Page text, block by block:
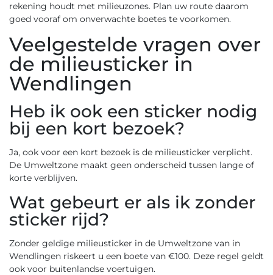
rekening houdt met milieuzones. Plan uw route daarom
goed vooraf om onverwachte boetes te voorkomen.
Veelgestelde vragen over
de milieusticker in
Wendlingen
Heb ik ook een sticker nodig
bij een kort bezoek?
Ja, ook voor een kort bezoek is de milieusticker verplicht.
De Umweltzone maakt geen onderscheid tussen lange of
korte verblijven.
Wat gebeurt er als ik zonder
sticker rijd?
Zonder geldige milieusticker in de Umweltzone van in
Wendlingen riskeert u een boete van €100. Deze regel geldt
ook voor buitenlandse voertuigen.